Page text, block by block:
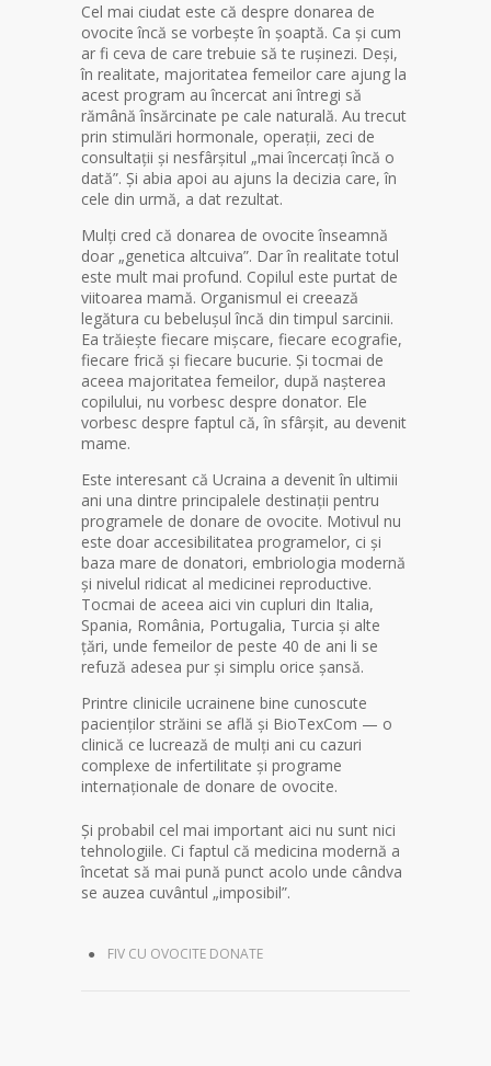
Cel mai ciudat este că despre donarea de
ovocite încă se vorbește în șoaptă. Ca și cum
ar fi ceva de care trebuie să te rușinezi. Deși,
în realitate, majoritatea femeilor care ajung la
acest program au încercat ani întregi să
rămână însărcinate pe cale naturală. Au trecut
prin stimulări hormonale, operații, zeci de
consultații și nesfârșitul „mai încercați încă o
dată”. Și abia apoi au ajuns la decizia care, în
cele din urmă, a dat rezultat.
Mulți cred că donarea de ovocite înseamnă
doar „genetica altcuiva”. Dar în realitate totul
este mult mai profund. Copilul este purtat de
viitoarea mamă. Organismul ei creează
legătura cu bebelușul încă din timpul sarcinii.
Ea trăiește fiecare mișcare, fiecare ecografie,
fiecare frică și fiecare bucurie. Și tocmai de
aceea majoritatea femeilor, după nașterea
copilului, nu vorbesc despre donator. Ele
vorbesc despre faptul că, în sfârșit, au devenit
mame.
Este interesant că Ucraina a devenit în ultimii
ani una dintre principalele destinații pentru
programele de donare de ovocite. Motivul nu
este doar accesibilitatea programelor, ci și
baza mare de donatori, embriologia modernă
și nivelul ridicat al medicinei reproductive.
Tocmai de aceea aici vin cupluri din Italia,
Spania, România, Portugalia, Turcia și alte
țări, unde femeilor de peste 40 de ani li se
refuză adesea pur și simplu orice șansă.
Printre clinicile ucrainene bine cunoscute
pacienților străini se află și BioTexCom — o
clinică ce lucrează de mulți ani cu cazuri
complexe de infertilitate și programe
internaționale de donare de ovocite.
Și probabil cel mai important aici nu sunt nici
tehnologiile. Ci faptul că medicina modernă a
încetat să mai pună punct acolo unde cândva
se auzea cuvântul „imposibil”.
FIV CU OVOCITE DONATE